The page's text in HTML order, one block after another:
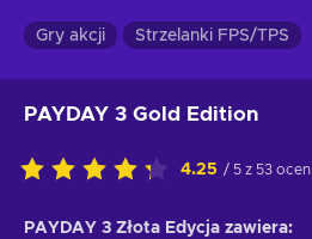
Gry akcji Strzelanki FPS/TPS
PAYDAY 3 Gold Edition
4.25 / 5 z 53 ocen
PAYDAY 3 Złota Edycja zawiera: